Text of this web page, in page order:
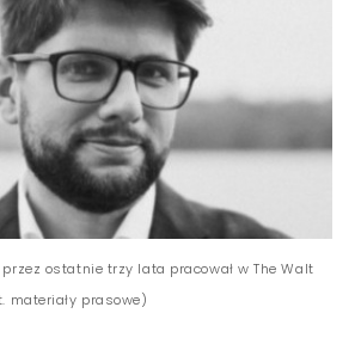
ostatnie trzy lata pracował w The Walt
materiały prasowe)